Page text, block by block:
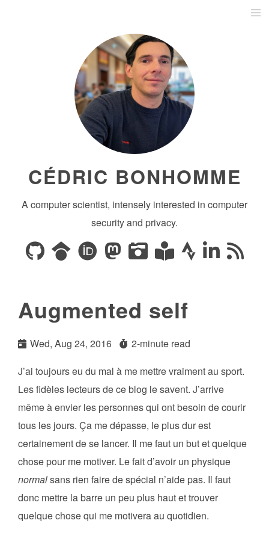
CÉDRIC BONHOMME
A computer scientist, intensely interested in computer
security and privacy.
Augmented self
Wed, Aug 24, 2016
2-minute read
J’ai toujours eu du mal à me mettre vraiment au sport.
Les fidèles lecteurs de ce blog le savent. J’arrive
même à envier les personnes qui ont besoin de courir
tous les jours. Ça me dépasse, le plus dur est
certainement de se lancer. Il me faut un but et quelque
chose pour me motiver. Le fait d’avoir un physique
normalsans rien faire de spécial n’aide pas. Il faut
donc mettre la barre un peu plus haut et trouver
quelque chose qui me motivera au quotidien.